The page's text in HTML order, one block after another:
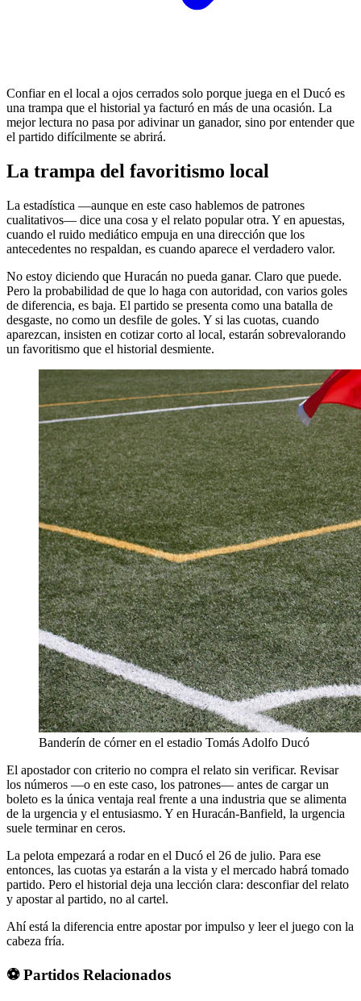
Confiar en el local a ojos cerrados solo porque juega en el Ducó es
una trampa que el historial ya facturó en más de una ocasión. La
mejor lectura no pasa por adivinar un ganador, sino por entender que
el partido difícilmente se abrirá.
La trampa del favoritismo local
La estadística —aunque en este caso hablemos de patrones
cualitativos— dice una cosa y el relato popular otra. Y en apuestas,
cuando el ruido mediático empuja en una dirección que los
antecedentes no respaldan, es cuando aparece el verdadero valor.
No estoy diciendo que Huracán no pueda ganar. Claro que puede.
Pero la probabilidad de que lo haga con autoridad, con varios goles
de diferencia, es baja. El partido se presenta como una batalla de
desgaste, no como un desfile de goles. Y si las cuotas, cuando
aparezcan, insisten en cotizar corto al local, estarán sobrevalorando
un favoritismo que el historial desmiente.
Banderín de córner en el estadio Tomás Adolfo Ducó
El apostador con criterio no compra el relato sin verificar. Revisar
los números —o en este caso, los patrones— antes de cargar un
boleto es la única ventaja real frente a una industria que se alimenta
de la urgencia y el entusiasmo. Y en Huracán-Banfield, la urgencia
suele terminar en ceros.
La pelota empezará a rodar en el Ducó el 26 de julio. Para ese
entonces, las cuotas ya estarán a la vista y el mercado habrá tomado
partido. Pero el historial deja una lección clara: desconfiar del relato
y apostar al partido, no al cartel.
Ahí está la diferencia entre apostar por impulso y leer el juego con la
cabeza fría.
⚽ Partidos Relacionados